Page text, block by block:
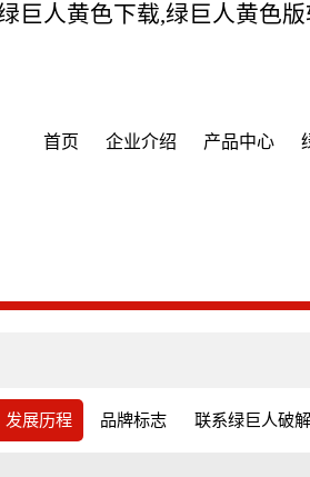
巨人黄色下载,绿巨人黄色
首页 企业介绍 产品中心
发展历程 品牌标志 联系绿巨人破